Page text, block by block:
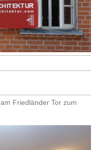
Friedländer Tor zum